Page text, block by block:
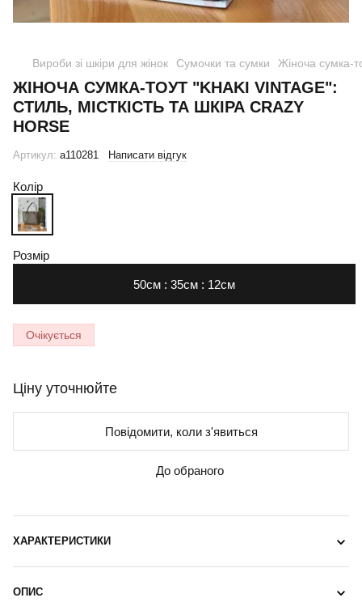
Вироби зі шкіри для жінок Сумочки та сумки Жіноча сумка-
ЖІНОЧА СУМКА-ТОУТ "KHAKI VINTAGE":
СТИЛЬ, МІСТКІСТЬ ТА ШКІРА CRAZY
HORSE
Артикул: a110281 Написати відгук
Колір
Розмір
50см : 35см : 12см
Очікується
Ціну уточнюйте
Повідомити, коли з'явиться
До обраного
ХАРАКТЕРИСТИКИ
ОПИС